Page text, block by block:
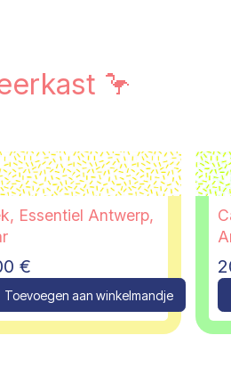
🦩
Essentiel Antwerp,
€
Toevoegen aan winkelmandje